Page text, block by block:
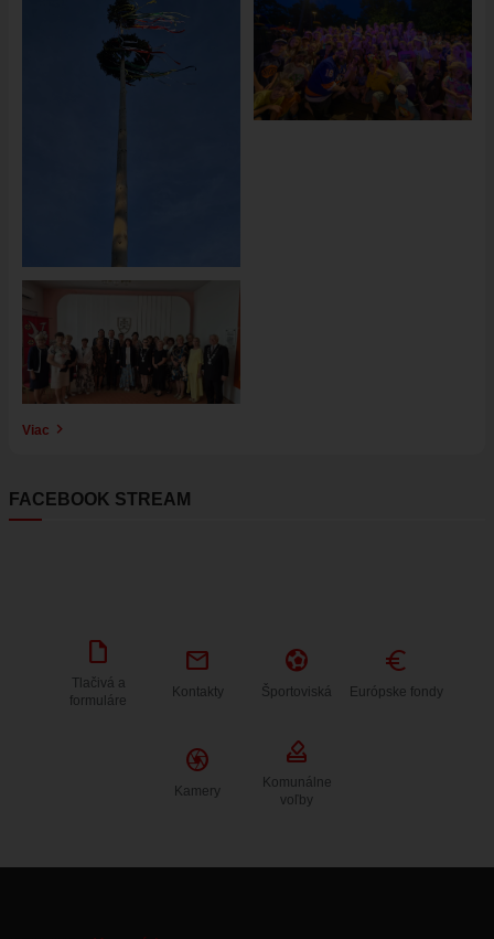
Obrázok
Viac
FACEBOOK STREAM
draft
Tlačivá a
formuláre
mail
Kontakty
sports_and_outdoors
Športoviská
Euro
Európske fondy
Camera
Kamery
how_to_vote
Komunálne
voľby